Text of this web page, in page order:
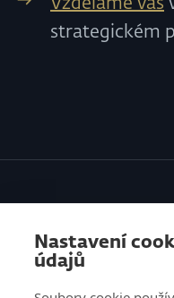
Nastavení
údajů
strategickém